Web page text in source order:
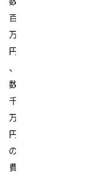
百
万
円
、
数
千
万
円
の
費